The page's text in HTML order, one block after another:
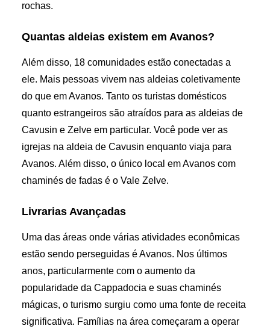
rochas.
Quantas aldeias existem em Avanos?
Além disso, 18 comunidades estão conectadas a
ele. Mais pessoas vivem nas aldeias coletivamente
do que em Avanos. Tanto os turistas domésticos
quanto estrangeiros são atraídos para as aldeias de
Cavusin e Zelve em particular. Você pode ver as
igrejas na aldeia de Cavusin enquanto viaja para
Avanos. Além disso, o único local em Avanos com
chaminés de fadas é o Vale Zelve.
Livrarias Avançadas
Uma das áreas onde várias atividades econômicas
estão sendo perseguidas é Avanos. Nos últimos
anos, particularmente com o aumento da
popularidade da Cappadocia e suas chaminés
mágicas, o turismo surgiu como uma fonte de receita
significativa. Famílias na área começaram a operar